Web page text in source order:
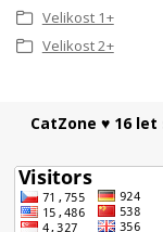
Velikost 1+
Velikost 2+
CatZone ♥ 16